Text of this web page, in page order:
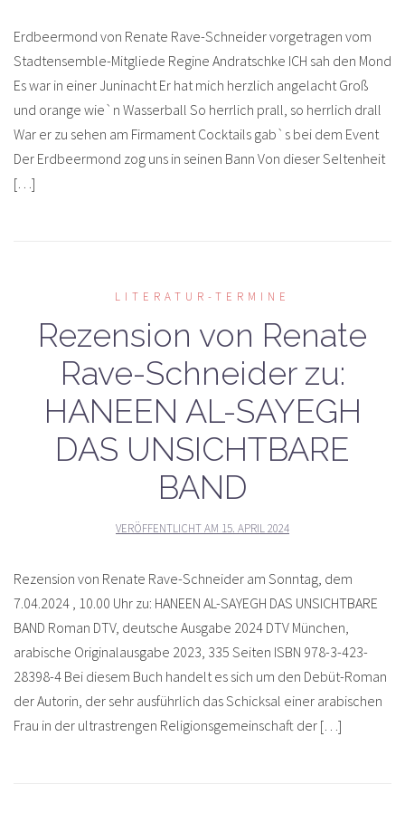
Erdbeermond von Renate Rave-Schneider vorgetragen vom
Stadtensemble-Mitgliede Regine Andratschke ICH sah den Mond
Es war in einer Juninacht Er hat mich herzlich angelacht Groß
und orange wie`n Wasserball So herrlich prall, so herrlich drall
War er zu sehen am Firmament Cocktails gab`s bei dem Event
Der Erdbeermond zog uns in seinen Bann Von dieser Seltenheit
[…]
LITERATUR-TERMINE
Rezension von Renate
Rave-Schneider zu:
HANEEN AL-SAYEGH
DAS UNSICHTBARE
BAND
VERÖFFENTLICHT AM 15. APRIL 2024
Rezension von Renate Rave-Schneider am Sonntag, dem
7.04.2024 , 10.00 Uhr zu: HANEEN AL-SAYEGH DAS UNSICHTBARE
BAND Roman DTV, deutsche Ausgabe 2024 DTV München,
arabische Originalausgabe 2023, 335 Seiten ISBN 978-3-423-
28398-4 Bei diesem Buch handelt es sich um den Debüt-Roman
der Autorin, der sehr ausführlich das Schicksal einer arabischen
Frau in der ultrastrengen Religionsgemeinschaft der […]